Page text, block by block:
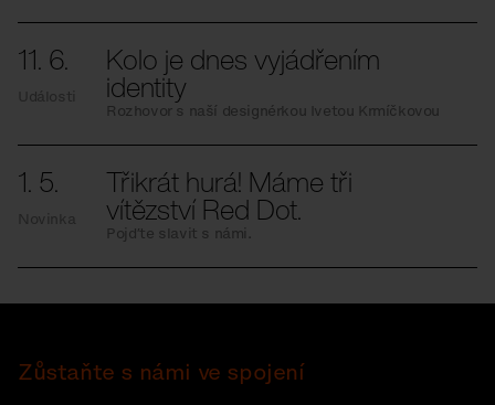
11. 6.
Události
Kolo je dnes vyjádřením
identity
Rozhovor s naší designérkou Ivetou Krmíčkovou
1. 5.
Novinka
Třikrát hurá! Máme tři
vítězství Red Dot.
Pojďte slavit s námi.
Zůstaňte s námi ve spojení